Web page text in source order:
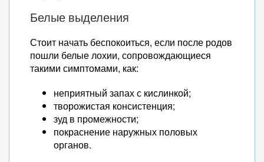
Белые выделения
Стоит начать беспокоиться, если после родов
пошли белые лохии, сопровождающиеся
такими симптомами, как:
неприятный запах с кислинкой;
творожистая консистенция;
зуд в промежности;
покраснение наружных половых
органов.